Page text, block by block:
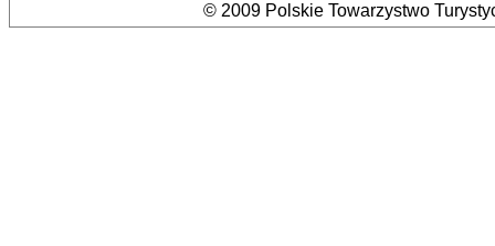
© 2009 Polskie Towarzystwo